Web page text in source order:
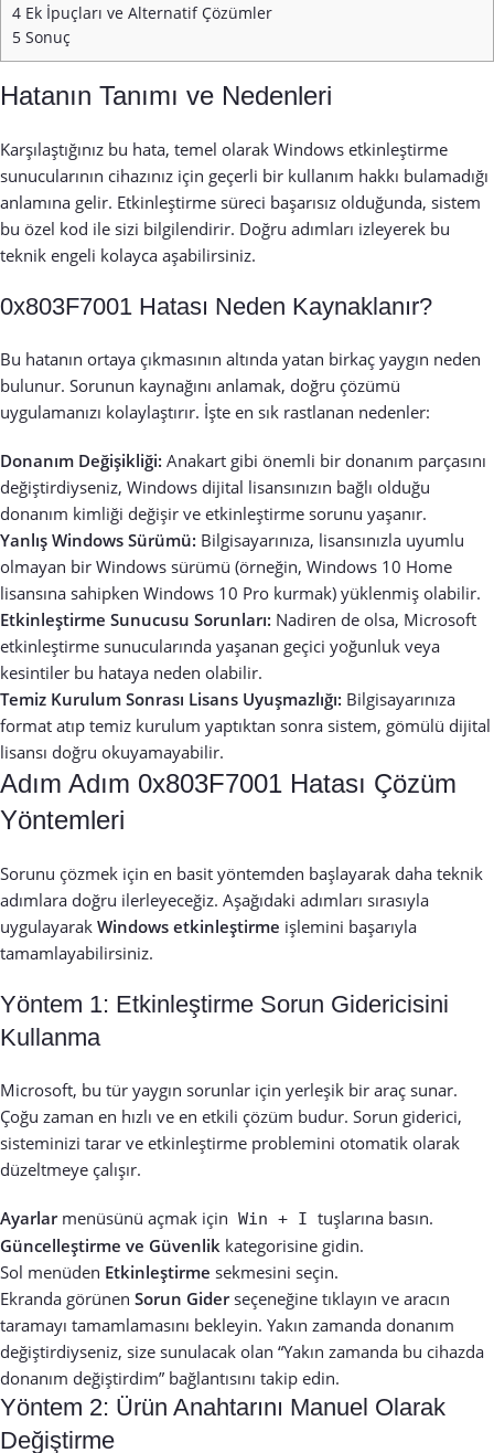
4 Ek İpuçları ve Alternatif Çözümler
5 Sonuç
Hatanın Tanımı ve Nedenleri
Karşılaştığınız bu hata, temel olarak Windows etkinleştirme
sunucularının cihazınız için geçerli bir kullanım hakkı bulamadığı
anlamına gelir. Etkinleştirme süreci başarısız olduğunda, sistem
bu özel kod ile sizi bilgilendirir. Doğru adımları izleyerek bu
teknik engeli kolayca aşabilirsiniz.
0x803F7001 Hatası Neden Kaynaklanır?
Bu hatanın ortaya çıkmasının altında yatan birkaç yaygın neden
bulunur. Sorunun kaynağını anlamak, doğru çözümü
uygulamanızı kolaylaştırır. İşte en sık rastlanan nedenler:
Donanım Değişikliği: Anakart gibi önemli bir donanım parçasını
değiştirdiyseniz, Windows dijital lisansınızın bağlı olduğu
donanım kimliği değişir ve etkinleştirme sorunu yaşanır.
Yanlış Windows Sürümü: Bilgisayarınıza, lisansınızla uyumlu
olmayan bir Windows sürümü (örneğin, Windows 10 Home
lisansına sahipken Windows 10 Pro kurmak) yüklenmiş olabilir.
Etkinleştirme Sunucusu Sorunları: Nadiren de olsa, Microsoft
etkinleştirme sunucularında yaşanan geçici yoğunluk veya
kesintiler bu hataya neden olabilir.
Temiz Kurulum Sonrası Lisans Uyuşmazlığı: Bilgisayarınıza
format atıp temiz kurulum yaptıktan sonra sistem, gömülü dijital
lisansı doğru okuyamayabilir.
Adım Adım 0x803F7001 Hatası Çözüm
Yöntemleri
Sorunu çözmek için en basit yöntemden başlayarak daha teknik
adımlara doğru ilerleyeceğiz. Aşağıdaki adımları sırasıyla
uygulayarak Windows etkinleştirme işlemini başarıyla
tamamlayabilirsiniz.
Yöntem 1: Etkinleştirme Sorun Gidericisini
Kullanma
Microsoft, bu tür yaygın sorunlar için yerleşik bir araç sunar.
Çoğu zaman en hızlı ve en etkili çözüm budur. Sorun giderici,
sisteminizi tarar ve etkinleştirme problemini otomatik olarak
düzeltmeye çalışır.
Ayarlarmenüsünü açmak için Win + I tuşlarına basın.
Güncelleştirme ve Güvenlik kategorisine gidin.
Sol menüden Etkinleştirme sekmesini seçin.
Ekranda görünen Sorun Giderseçeneğine tıklayın ve aracın
taramayı tamamlamasını bekleyin. Yakın zamanda donanım
değiştirdiyseniz, size sunulacak olan “Yakın zamanda bu cihazda
donanım değiştirdim” bağlantısını takip edin.
Yöntem 2: Ürün Anahtarını Manuel Olarak
Değiştirme